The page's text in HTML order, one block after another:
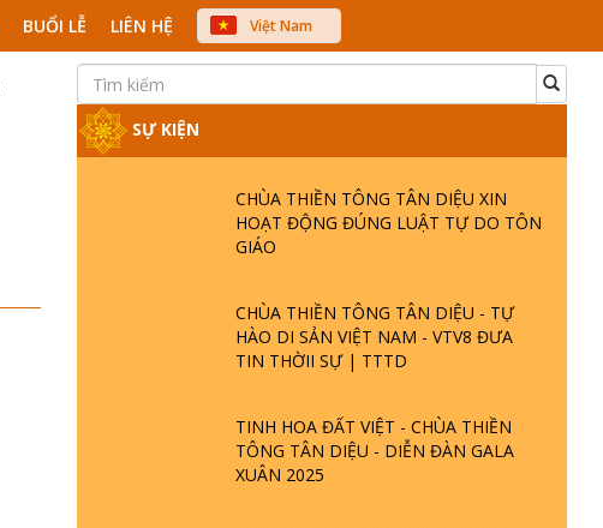
BUỔI LỄ LIÊN HỆ
Việt Nam
中文
SỰ KIỆN
CHÙA THIỀN TÔNG TÂN DIỆU XIN
HOẠT ĐỘNG ĐÚNG LUẬT TỰ DO TÔN
GIÁO
CHÙA THIỀN TÔNG TÂN DIỆU - TỰ
HÀO DI SẢN VIỆT NAM - VTV8 ĐƯA
TIN THỜII SỰ | TTTD
TINH HOA ĐẤT VIỆT - CHÙA THIỀN
TÔNG TÂN DIỆU - DIỄN ĐÀN GALA
XUÂN 2025